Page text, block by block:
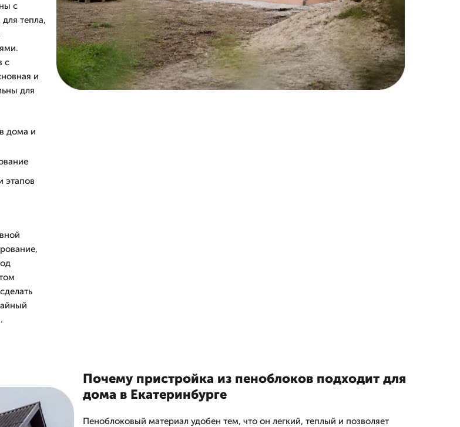
с
тепла,
с
и
для
дома и
этапов
Почему пристройка из пеноблоков подходит для
дома в Екатеринбурге
Пеноблоковый материал удобен тем, что он легкий, теплый и позволяет